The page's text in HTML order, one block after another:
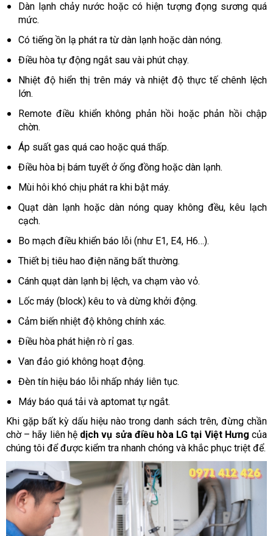
Dàn lạnh chảy nước hoặc có hiện tượng đọng sương quá
mức.
Có tiếng ồn lạ phát ra từ dàn lạnh hoặc dàn nóng.
Điều hòa tự động ngắt sau vài phút chạy.
Nhiệt độ hiển thị trên máy và nhiệt độ thực tế chênh lệch
lớn.
Remote điều khiển không phản hồi hoặc phản hồi chập
chờn.
Áp suất gas quá cao hoặc quá thấp.
Điều hòa bị bám tuyết ở ống đồng hoặc dàn lạnh.
Mùi hôi khó chịu phát ra khi bật máy.
Quạt dàn lạnh hoặc dàn nóng quay không đều, kêu lạch
cạch.
Bo mạch điều khiển báo lỗi (như E1, E4, H6…).
Thiết bị tiêu hao điện năng bất thường.
Cánh quạt dàn lạnh bị lệch, va chạm vào vỏ.
Lốc máy (block) kêu to và dừng khởi động.
Cảm biến nhiệt độ không chính xác.
Điều hòa phát hiện rò rỉ gas.
Van đảo gió không hoạt động.
Đèn tín hiệu báo lỗi nhấp nháy liên tục.
Máy báo quá tải và aptomat tự ngắt.
Khi gặp bất kỳ dấu hiệu nào trong danh sách trên, đừng chần
chờ – hãy liên hệ dịch vụ sửa điều hòa LG tại Việt Hưng của
chúng tôi để được kiểm tra nhanh chóng và khắc phục triệt để.